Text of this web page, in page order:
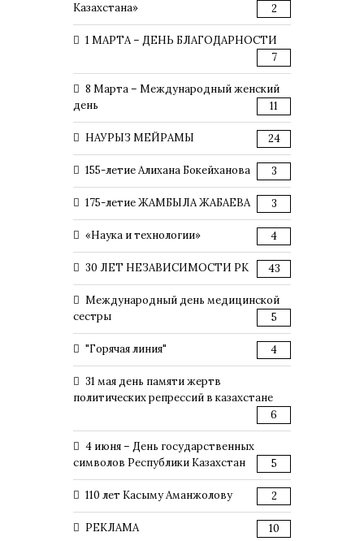
Казахстана»
2
1 МАРТА – ДЕНЬ БЛАГОДАРНОСТИ
7
8 Марта – Международный женский
день
11
НАУРЫЗ МЕЙРАМЫ 24
155-летие Алихана Бокейханова 3
175-летие ЖАМБЫЛА ЖАБАЕВА 3
«Наука и технологии» 4
30 ЛЕТ НЕЗАВИСИМОСТИ РК 43
Международный день медицинской
сестры
5
"Горячая линия" 4
31 мая день памяти жертв
политических репрессий в казахстане
6
4 июня – День государственных
символов Республики Казахстан
5
110 лет Касыму Аманжолову 2
РЕКЛАМА 10